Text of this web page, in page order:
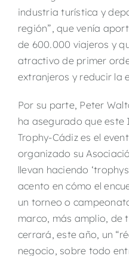
industria turística y
región”, que venía
de 600.000 viajeros y
atractivo de primer
extranjeros y reducir la
Por su parte, Peter
ha asegurado que este
Trophy-Cádiz es el
organizado su
llevan haciendo
acento en cómo el
un torneo o
marco, más amplio, de
cerrará, este año, un
negocio, sobre todo